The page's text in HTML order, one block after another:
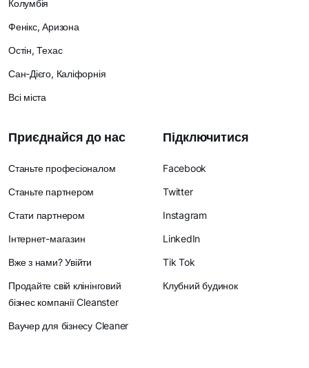
Колумбія
Фенікс, Аризона
Остін, Техас
Сан-Дієго, Каліфорнія
Всі міста
Приєднайся до нас
Станьте професіоналом
Станьте партнером
Стати партнером
Інтернет-магазин
Вже з нами? Увійти
Продайте свій клінінговий
бізнес компанії Cleanster
Ваучер для бізнесу Cleaner
Підключитися
Facebook
Twitter
Instagram
LinkedIn
Tik Tok
Клубний будинок